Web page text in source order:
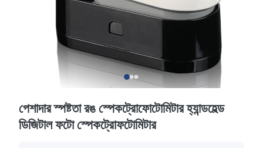
পেশাদার স্পষ্টতা রঙ স্পেকট্রোফোটোমিটার হ্যান্ডহেল্ড
ডিজিটাল ফটো স্পেকট্রোফটোমিটার